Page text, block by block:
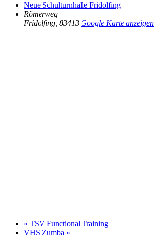
Neue Schulturnhalle Fridolfing
Römerweg
Fridolfing 83413 Google Karte anzeigen
« TSV Functional Training
VHS Zumba »